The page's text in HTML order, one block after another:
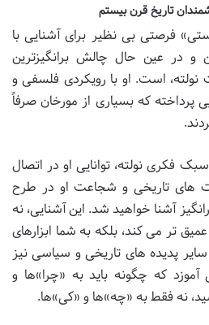
تاریخ قرن بیستم
فرصتی بی نظیر برای آشنایی با
در عین حال چالش برانگیزترین
نولته، است. او با رویکردی فلسفی و
پرداخته که بسیاری از مورخان صرفاً
فکری نولته، توانایی او در اتصال
های تاریخی و شجاعت او در طرح
آشنا خواهید شد. این آشنایی، نه
تر می کند، بلکه به شما ابزارهای
سایر پدیده های تاریخی و سیاسی نیز
که چگونه باید به «چرا»ها و
نه فقط به «چه»ها و «کی»ها.